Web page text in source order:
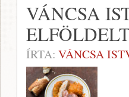
VÁNCSA
ÍRTA: VÁNCSA